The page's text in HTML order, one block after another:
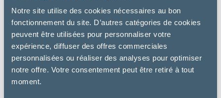
Notre site utilise des cookies nécessaires au bon
fonctionnement du site. D’autres catégories de cookies
peuvent être utilisées pour personnaliser votre
expérience, diffuser des offres commerciales
personnalisées ou réaliser des analyses pour optimiser
notre offre. Votre consentement peut être retiré à tout
moment.